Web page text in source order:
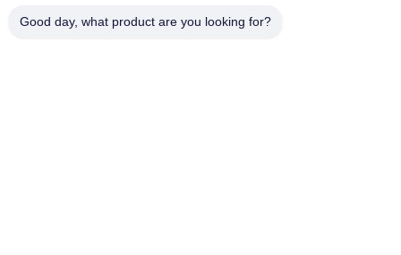
675991288@qq.com
Good day, what product are you looking for?